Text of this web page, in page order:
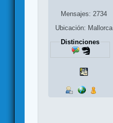
Mensajes: 2734
Ubicación: Mallorca
Distinciones